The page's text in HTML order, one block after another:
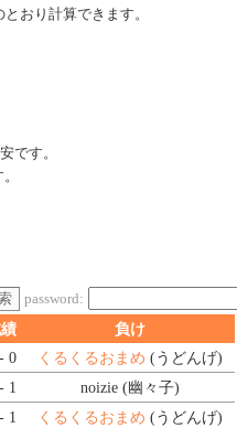
おり計算できます。
です。
password:
負け
0 くるくるおまめ (うどんげ)
1 noizie (幽々子)
1 くるくるおまめ (うどんげ)